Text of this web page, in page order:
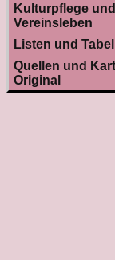
Kulturpflege und
Vereinsleben
Listen und
Quellen und
Original